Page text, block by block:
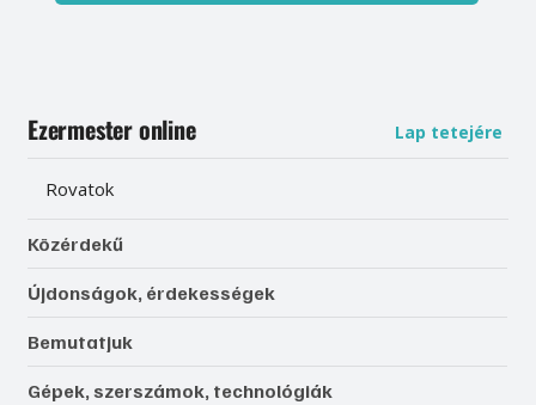
Ezermester online Lap tetejére
Rovatok
Közérdekű
Újdonságok, érdekességek
Bemutatjuk
Gépek, szerszámok, technológiák